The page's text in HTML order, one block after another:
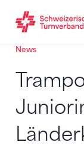
Zum Inhalt
Zur Sitemap
ZumNews